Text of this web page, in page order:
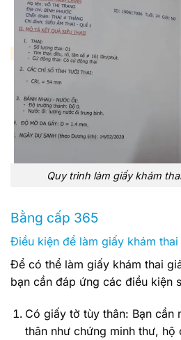
Quy trình làm giấy khám
Bằng cấp 365
Điều kiện để làm giấy khám thai
Để có thể làm giấy khám thai
bạn cần đáp ứng các điều kiện
Có giấy tờ tùy thân: Bạn cần
thân như chứng minh thư, hộ